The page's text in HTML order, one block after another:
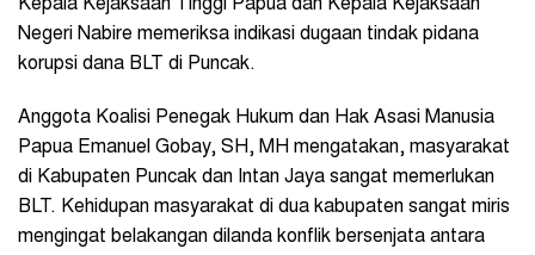
Kepala Kejaksaan Tinggi Papua dan Kepala Kejaksaan
Negeri Nabire memeriksa indikasi dugaan tindak pidana
korupsi dana BLT di Puncak.
Anggota Koalisi Penegak Hukum dan Hak Asasi Manusia
Papua Emanuel Gobay, SH, MH mengatakan, masyarakat
di Kabupaten Puncak dan Intan Jaya sangat memerlukan
BLT. Kehidupan masyarakat di dua kabupaten sangat miris
mengingat belakangan dilanda konflik bersenjata antara